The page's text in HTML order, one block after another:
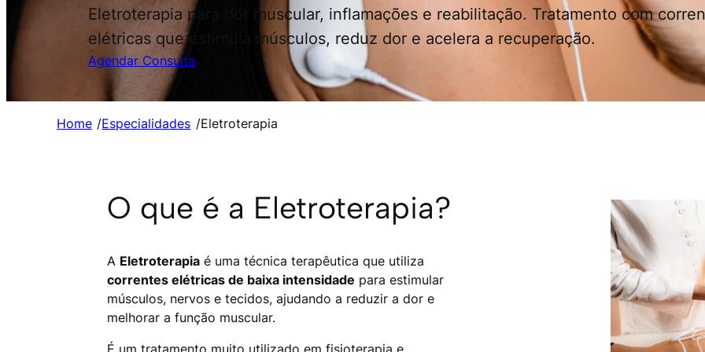
Eletroterapia para dor muscular, inflamações e reabilitação. Tratamento com
elétricas que estimula músculos, reduz dor e acelera a recuperação.
Agendar Consulta
Home /Especialidades /Eletroterapia
O que é a Eletroterapia?
A Eletroterapia é uma técnica terapêutica que utiliza
correntes elétricas de baixa intensidade para estimular
músculos, nervos e tecidos, ajudando a reduzir a dor e
melhorar a função muscular.